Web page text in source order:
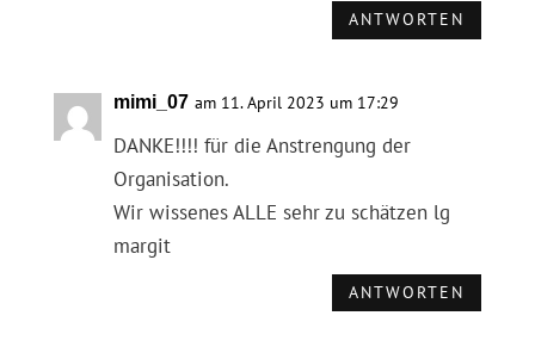
ANTWORTEN
mimi_07 am 11. April 2023 um 17:29
DANKE!!!! für die Anstrengung der
Organisation.
Wir wissenes ALLE sehr zu schätzen lg
margit
ANTWORTEN